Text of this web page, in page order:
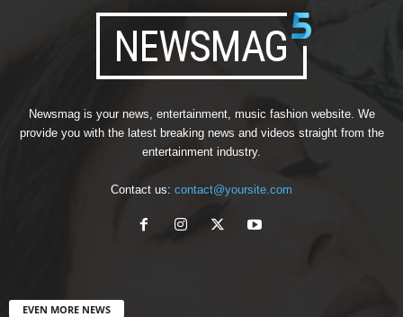
Newsmag is your news, entertainment, music fashion website. We
provide you with the latest breaking news and videos straight from the
entertainment industry.
Contact us: contact@yoursite.com
EVEN MORE NEWS